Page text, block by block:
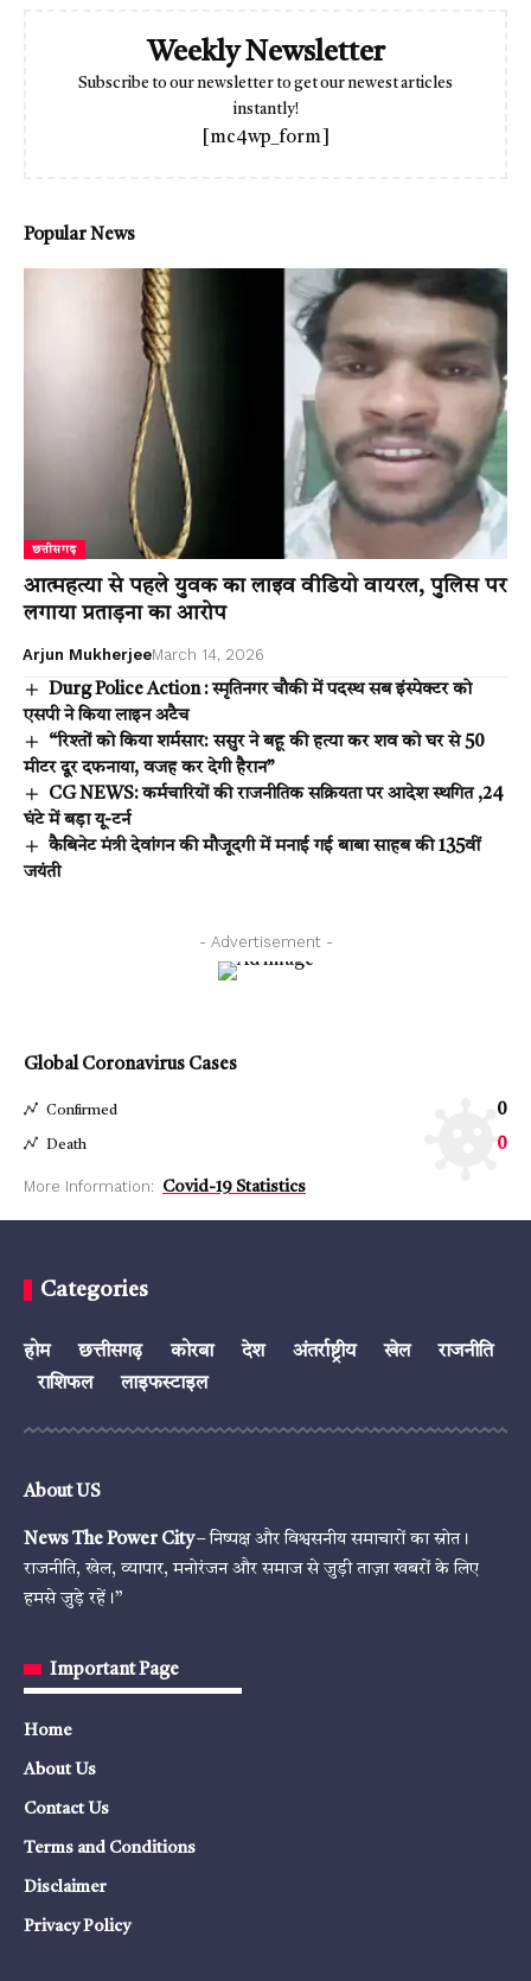
Weekly Newsletter
Subscribe to our newsletter to get our newest articles
instantly!
[mc4wp_form]
Popular News
छत्तीसगढ़
आत्महत्या से पहले युवक का लाइव वीडियो वायरल, पुलिस पर
लगाया प्रताड़ना का आरोप
Arjun MukherjeeMarch 14, 2026
Durg Police Action : स्मृतिनगर चौकी में पदस्थ सब इंस्पेक्टर को
एसपी ने किया लाइन अटैच
“रिश्तों को किया शर्मसार: ससुर ने बहू की हत्या कर शव को घर से 50
मीटर दूर दफनाया, वजह कर देगी हैरान”
CG NEWS: कर्मचारियों की राजनीतिक सक्रियता पर आदेश स्थगित ,24
घंटे में बड़ा यू-टर्न
कैबिनेट मंत्री देवांगन की मौजूदगी में मनाई गई बाबा साहब की 135वीं
जयंती
- Advertisement -
Global Coronavirus Cases
Confirmed 0
Death 0
More Information: Covid-19 Statistics
Categories
होम छत्तीसगढ़ कोरबा देश अंतर्राष्ट्रीय खेल
राजनीति
राशिफल
लाइफस्टाइल
About US
News The Power City– निष्पक्ष और विश्वसनीय समाचारों का स्रोत।
राजनीति, खेल, व्यापार, मनोरंजन और समाज से जुड़ी ताज़ा खबरों के लिए
हमसे जुड़े रहें।”
Important Page
Home
About Us
Contact Us
Terms and Conditions
Disclaimer
Privacy Policy